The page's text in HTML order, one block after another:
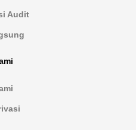
Audit